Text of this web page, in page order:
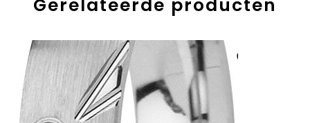
Gerelateerde producten